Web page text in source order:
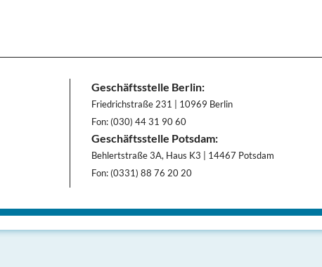
Geschäftsstelle Berlin:
Friedrichstraße 231 | 10969 Berlin
Fon: (030) 44 31 90 60
Geschäftsstelle Potsdam:
Behlertstraße 3A, Haus K3 | 14467 Potsdam
Fon: (0331) 88 76 20 20